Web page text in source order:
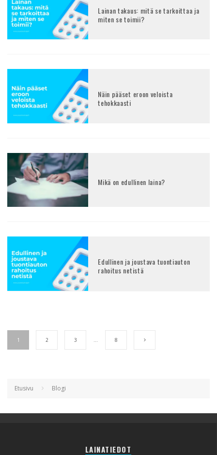
Lainan takaus: mitä se tarkoittaa ja
miten se toimii?
Näin pääset eroon veloista
tehokkaasti
Mikä on edullinen laina?
Edullinen ja joustava tuontiauton
rahoitus netistä
1 2 3 8
Etusivu Blogi
LAINATIEDOT